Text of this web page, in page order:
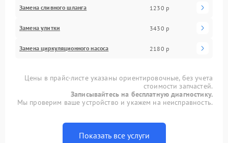
Замена сливного шланга 1230 р
Замена улитки 3430 р
Замена циркуляционного насоса 2180 р
Цены в прайс-листе указаны ориентировочные, без учета
стоимости запчастей.
Записывайтесь на бесплатную диагностику.
Мы проверим ваше устройство и укажем на неисправность.
Показать все услуги